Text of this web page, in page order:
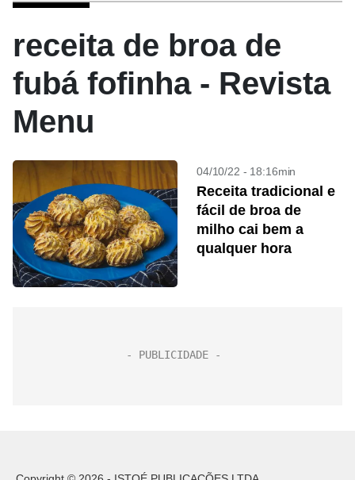
receita de broa de
fubá fofinha - Revista
Menu
04/10/22 - 18:16min
Receita tradicional e
fácil de broa de
milho cai bem a
qualquer hora